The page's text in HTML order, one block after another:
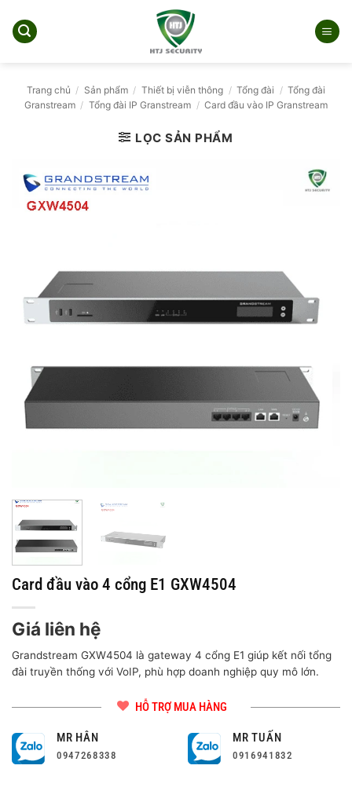
qua
Trang chủ / Sản phẩm / Thiết bị viễn thông / Tổng đài / Tổng đài
Granstream / Tổng đài IP Granstream / Card đầu vào IP Granstream
LỌC SẢN PHẨM
Card đầu vào 4 cổng E1 GXW4504
Giá liên hệ
Grandstream GXW4504 là gateway 4 cổng E1 giúp kết nối tổng
đài truyền thống với VoIP, phù hợp doanh nghiệp quy mô lớn.
HỖ TRỢ MUA HÀNG
MR HÂN
0947268338
MR TUẤN
0916941832